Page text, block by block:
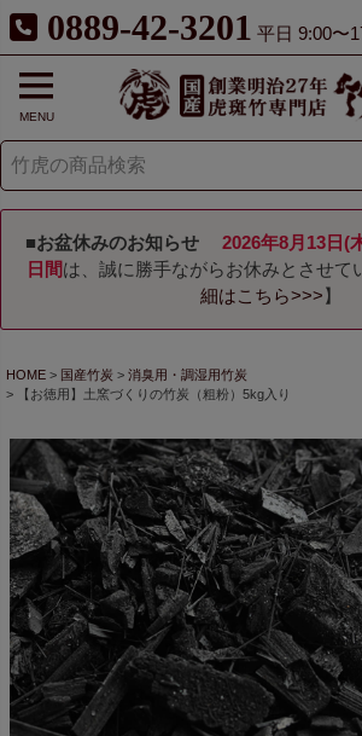
0889-42-3201 平日 9:00〜
MENU
■お盆休みのお知らせ
2026年8月13日(
日間は、誠に勝手ながらお休みとさせて
細はこちら>>> 】
HOME 国産竹炭
消臭用・調湿用竹炭
【お徳用】土窯づくりの竹炭（粗粉）5kg入り